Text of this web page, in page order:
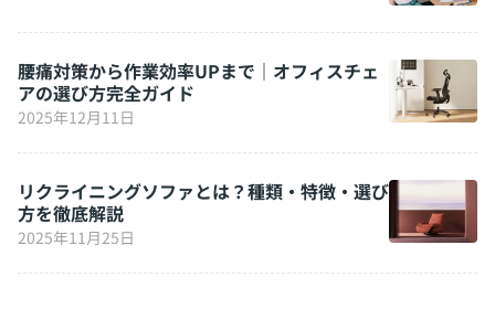
腰痛対策から作業効率UPまで｜オフィスチェ
アの選び方完全ガイド
2025年12月11日
リクライニングソファとは？種類・特徴・選び
方を徹底解説
2025年11月25日